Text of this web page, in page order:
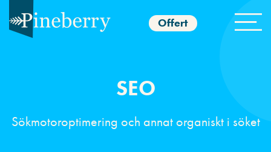
Offert
SEO
Sökmotoroptimering och annat organiskt i söket